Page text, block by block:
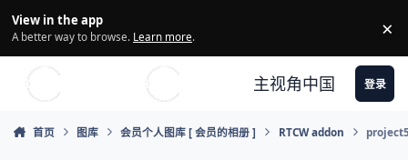
View in the app
A better way to browse. Learn more. ×
主视角中国 登录
首页 图库 会员个人图库 [ 会员的相册 ] RTCW addon